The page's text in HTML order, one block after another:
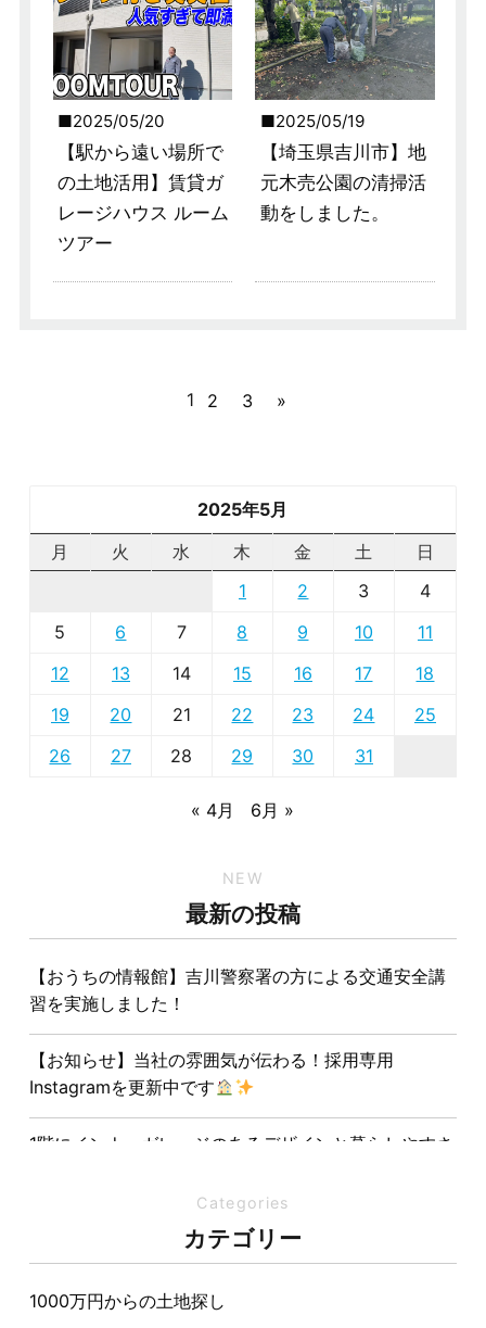
2025/05/20
【駅から遠い場所で
の土地活用】賃貸ガ
レージハウス ルーム
ツアー
2025/05/19
【埼玉県吉川市】地
元木売公園の清掃活
動をしました。
1 2 3 »
2025年5月
月
火 水 木 金 土
日
1
2 3
4
5
6 7 8 9 10
11
12
13 14 15 16 17
18
19
20 21 22 23 24
25
26
27 28 29 30 31
« 4月 6月 »
NEW
最新の投稿
【おうちの情報館】吉川警察署の方による交通安全講
習を実施しました！
【お知らせ】当社の雰囲気が伝わる！採用専用
Instagramを更新中です
1階にインナーガレージのあるデザインと暮らしやすさ
夏の熱中症対策は家づくりから。屋根・壁・基礎の構
造が快適さをつくる理由
【埼玉県経営品質知事賞】大野知事へ受賞のご報告と
Categories
カテゴリー
1000万円からの土地探し